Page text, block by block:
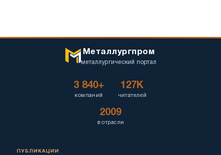
Металлургпром
металлургический портал
3 840+
компаний
127K
читателей
2009
в отрасли
ПУБЛИКАЦИИ